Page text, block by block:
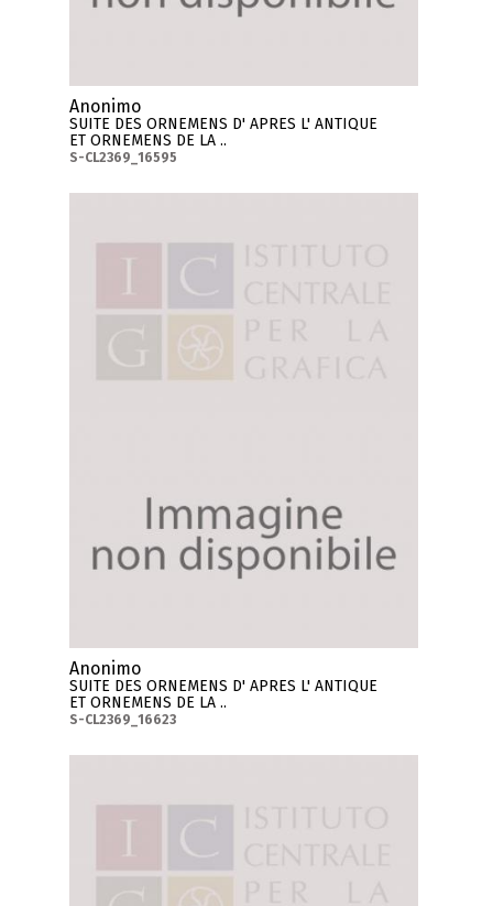
Anonimo
SUITE DES ORNEMENS D' APRES L' ANTIQUE
ET ORNEMENS DE LA ..
S-CL2369_16595
Anonimo
SUITE DES ORNEMENS D' APRES L' ANTIQUE
ET ORNEMENS DE LA ..
S-CL2369_16623